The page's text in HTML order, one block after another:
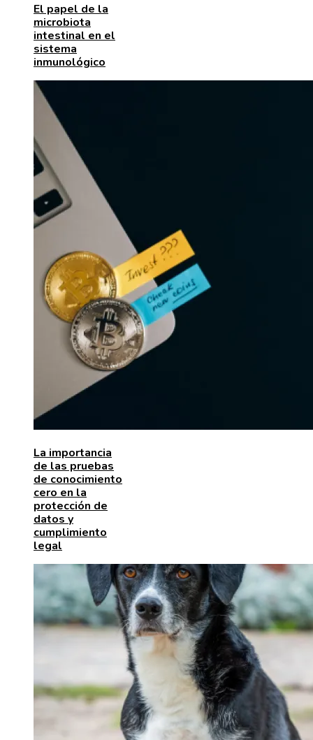
El papel de la
microbiota
intestinal en el
sistema
inmunológico
La importancia
de las pruebas
de conocimiento
cero en la
protección de
datos y
cumplimiento
legal